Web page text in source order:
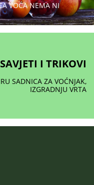
VOĆA NEMA NI
SAVJETI I TRIKOVI
SADNICA ZA VOĆNJAK,
IZGRADNJU VRTA